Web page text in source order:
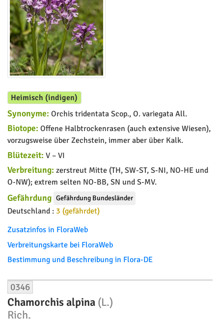
Heimisch (indigen)
Synonyme: Orchis tridentata Scop., O. variegata All.
Biotope: Offene Halbtrockenrasen (auch extensive Wiesen),
vorzugsweise über Zechstein, immer aber über Kalk.
Blütezeit: V – VI
Verbreitung: zerstreut Mitte (TH, SW-ST, S-NI, NO-HE und
O-NW); extrem selten NO-BB, SN und S-MV.
Gefährdung Gefährdung Bundesländer
Deutschland : 3 (gefährdet)
Zusatzinfos in FloraWeb
Verbreitungskarte bei FloraWeb
Bestimmung und Beschreibung in Flora-DE
0346
Chamorchis alpina (L.)
Rich.